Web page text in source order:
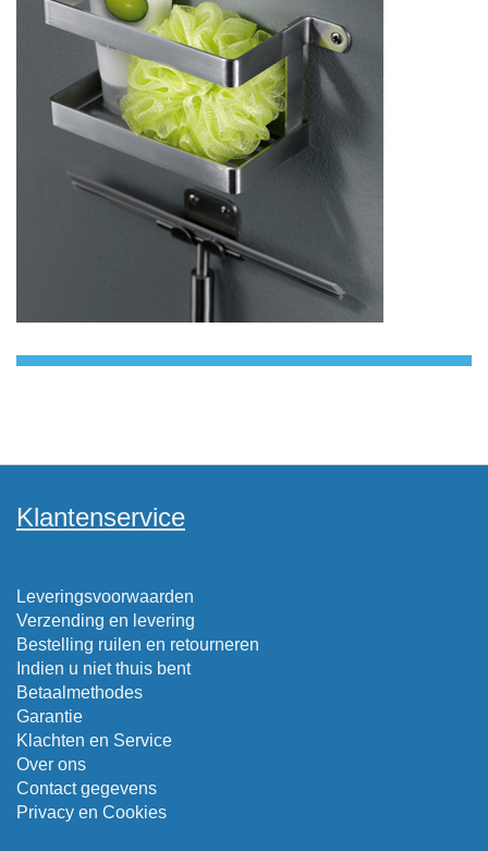
Klantenservice
Leveringsvoorwaarden
Verzending en levering
Bestelling ruilen en retourneren
Indien u niet thuis bent
Betaalmethodes
Garantie
Klachten en Service
Over ons
Contact gegevens
Privacy en Cookies